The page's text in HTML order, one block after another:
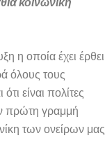
η οποία έχει έρθει
όλους τους
είναι πολίτες
πρώτη γραμμή
των ονείρων μας